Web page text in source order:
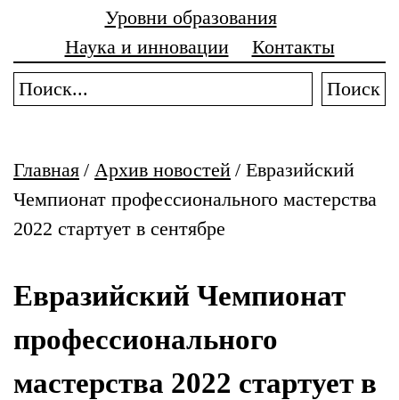
Уровни образования
Наука и инновации
Контакты
Поиск
Главная / Архив новостей / Евразийский
Чемпионат профессионального мастерства
2022 стартует в сентябре
Евразийский Чемпионат
профессионального
мастерства 2022 стартует в